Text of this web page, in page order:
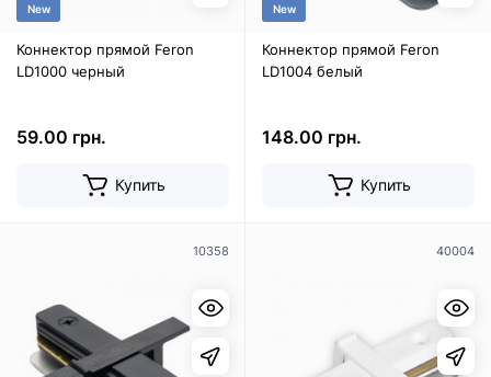
New
Коннектор прямой Feron
LD1000 черный
59.00 грн.
Купить
New
Коннектор прямой Feron
LD1004 белый
148.00 грн.
Купить
10358 40004